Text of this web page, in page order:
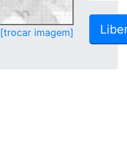
[trocar imagem]